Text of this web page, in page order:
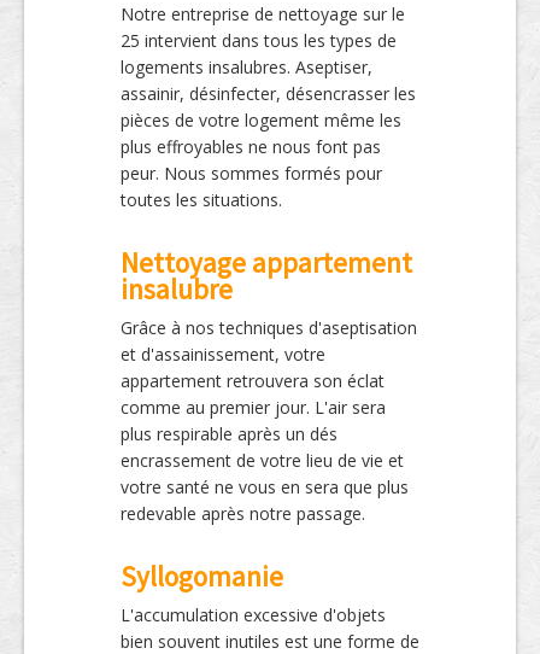
Notre entreprise de nettoyage sur le
25 intervient dans tous les types de
logements insalubres. Aseptiser,
assainir, désinfecter, désencrasser les
pièces de votre logement même les
plus effroyables ne nous font pas
peur. Nous sommes formés pour
toutes les situations.
Nettoyage appartement
insalubre
Grâce à nos techniques d'aseptisation
et d'assainissement, votre
appartement retrouvera son éclat
comme au premier jour. L'air sera
plus respirable après un dés
encrassement de votre lieu de vie et
votre santé ne vous en sera que plus
redevable après notre passage.
Syllogomanie
L'accumulation excessive d'objets
bien souvent inutiles est une forme de